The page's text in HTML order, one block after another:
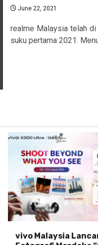
June 22, 2021
realme Malaysia telah
suku pertama 2021.
vivo Malaysia